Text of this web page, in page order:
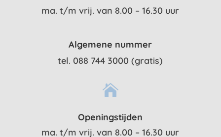
ma. t/m vrij. van 8.00 – 16.30 uur
Algemene nummer
tel. 088 744 3000 (gratis)

Openingstijden
ma. t/m vrij. van 8.00 – 16.30 uur